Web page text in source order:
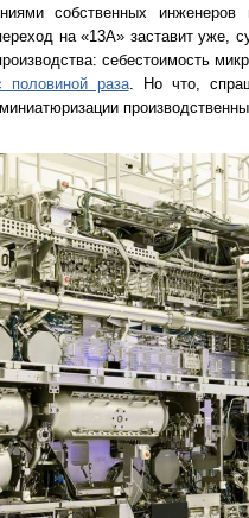
собственных
на «13A» заставит уже,
себестоимость
раза. Но что,